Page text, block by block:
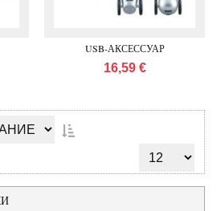
USB-АКСЕССУАР
16,59 €